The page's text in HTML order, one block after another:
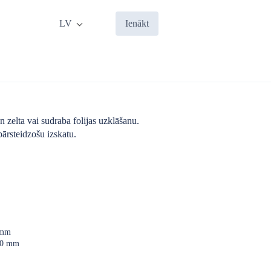
LV Ienākt
zelta vai sudraba folijas uzklāšanu.
izskatu.
mm